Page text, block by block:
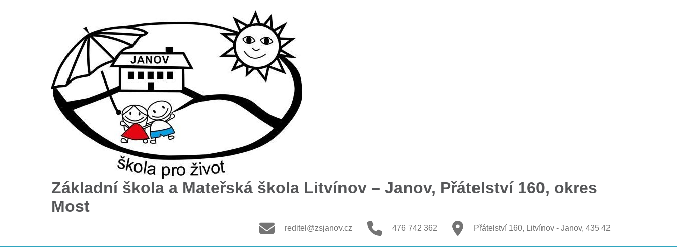
Základní škola a Mateřská škola Litvínov – Janov, Přátelství 160, okres
Most
Přátelství 160, Litvínov - Janov, 435 42
476 742 362
reditel@zsjanov.cz